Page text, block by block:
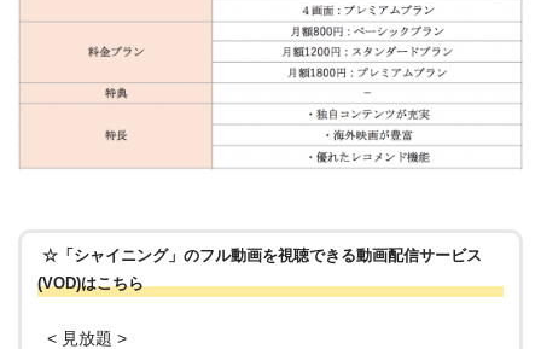
☆「シャイニング」のフル動画を視聴できる動画配信サービス
(VOD)はこちら
< 見放題 >